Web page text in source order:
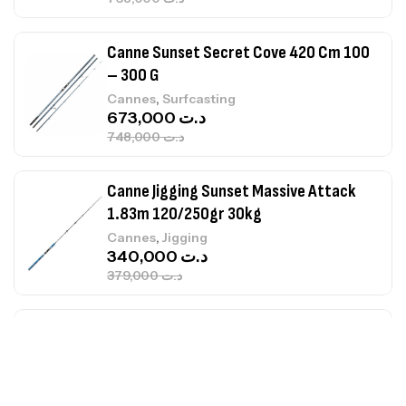
Canne Sunset Secret Cove 420 Cm 100
– 300 G
Cannes, Surfcasting
د.ت748,000
د.ت
Canne Jigging Sunset Massive Attack
1.83m 120/250gr 30kg
Cannes,Jigging
د.ت379,000
د.ت